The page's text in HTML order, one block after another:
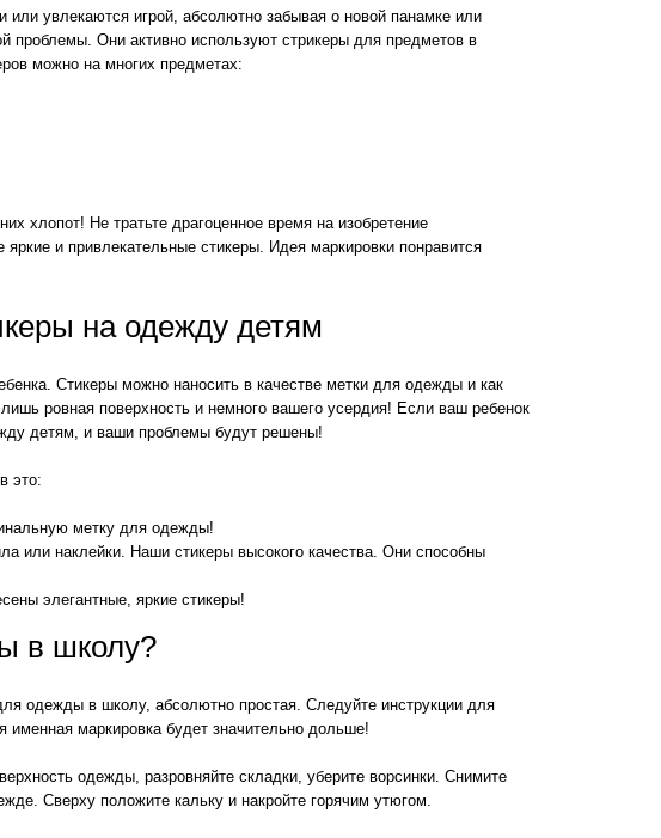
увлекаются игрой, абсолютно забывая о новой панамке или
проблемы. Они активно используют стрикеры для предметов в
можно на многих предметах:
хлопот! Не тратьте драгоценное время на изобретение
и привлекательные стикеры. Идея маркировки понравится
на одежду детям
Стикеры можно наносить в качестве метки для одежды и как
ровная поверхность и немного вашего усердия! Если ваш ребенок
детям, и ваши проблемы будут решены!
это:
метку для одежды!
или наклейки. Наши стикеры высокого качества. Они способны
элегантные, яркие стикеры!
в школу?
одежды в школу, абсолютно простая. Следуйте инструкции для
маркировка будет значительно дольше!
одежды, разровняйте складки, уберите ворсинки. Снимите
Сверху положите кальку и накройте горячим утюгом.